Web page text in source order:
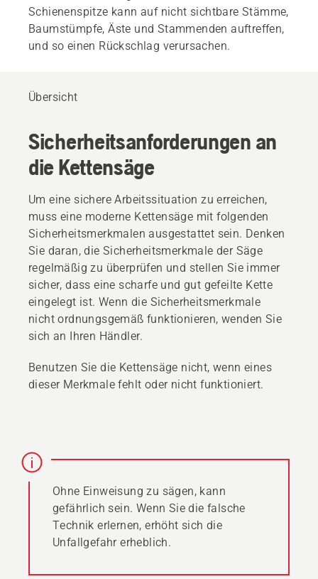
Schienenspitze kann auf nicht sichtbare Stämme,
Baumstümpfe, Äste und Stammenden auftreffen,
und so einen Rückschlag verursachen.
Übersicht
Sicherheitsanforderungen an
die Kettensäge
Um eine sichere Arbeitssituation zu erreichen,
muss eine moderne Kettensäge mit folgenden
Sicherheitsmerkmalen ausgestattet sein. Denken
Sie daran, die Sicherheitsmerkmale der Säge
regelmäßig zu überprüfen und stellen Sie immer
sicher, dass eine scharfe und gut gefeilte Kette
eingelegt ist. Wenn die Sicherheitsmerkmale
nicht ordnungsgemäß funktionieren, wenden Sie
sich an Ihren Händler.
Benutzen Sie die Kettensäge nicht, wenn eines
dieser Merkmale fehlt oder nicht funktioniert.
Ohne Einweisung zu sägen, kann
gefährlich sein. Wenn Sie die falsche
Technik erlernen, erhöht sich die
Unfallgefahr erheblich.